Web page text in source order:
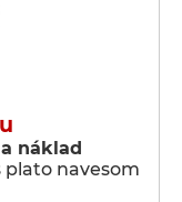
náklad
navesom